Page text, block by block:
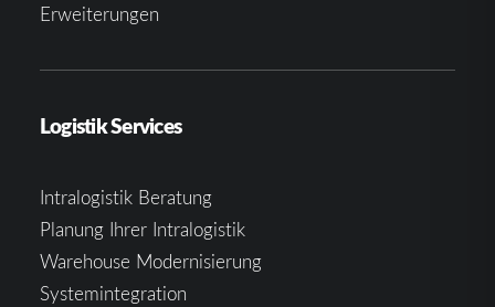
Erweiterungen
Logistik Services
Intralogistik Beratung
Planung Ihrer Intralogistik
Warehouse Modernisierung
Systemintegration